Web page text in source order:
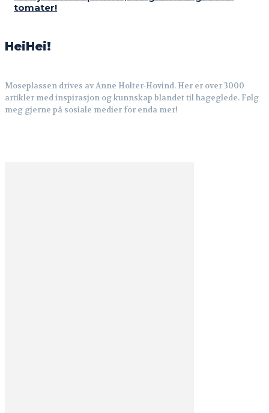
tomater!
HeiHei!
Moseplassen drives av Anne Holter-Hovind. Her er over 3000
artikler med inspirasjon og kunnskap blandet til hageglede. Følg
meg gjerne på sosiale medier for enda mer!